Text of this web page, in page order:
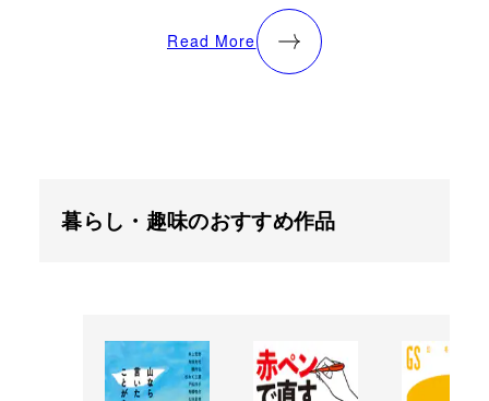
Read More
暮らし・趣味のおすすめ作品